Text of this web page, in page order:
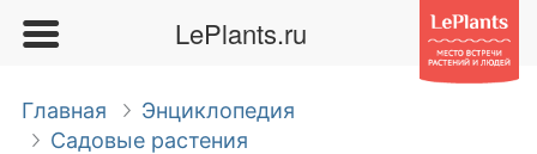
LePlants.ru
Главная
Энциклопедия
Садовые растения